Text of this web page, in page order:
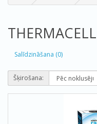
THERMACELL
Salīdzināšana (0)
Šķirošana: